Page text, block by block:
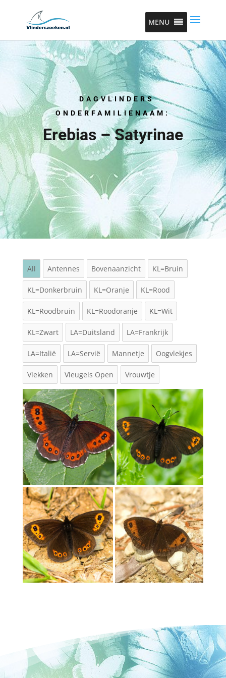
MENU
DAGVLINDERS
ONDERFAMILIENAAM:
Erebias – Satyrinae
All Antennes Bovenaanzicht KL=Bruin
KL=Donkerbruin KL=Oranje KL=Rood
KL=Roodbruin KL=Roodoranje KL=Wit
KL=Zwart LA=Duitsland LA=Frankrijk
LA=Italië LA=Servië Mannetje Oogvlekjes
Vlekken Vleugels Open Vrouwtje